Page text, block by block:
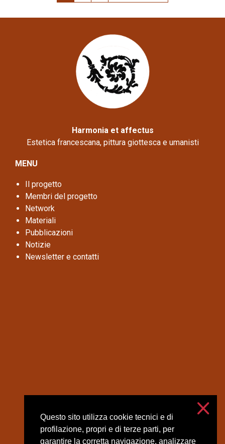
Questo sito utilizza cookie tecnici e di
profilazione, propri e di terze parti, per
garantire la corretta navigazione, analizzare
Harmonia et affectus
Estetica francescana, pittura giottesca e umanisti
MENU
Il progetto
Membri del progetto
Network
Materiali
Pubblicazioni
Notizie
Newsletter e contatti